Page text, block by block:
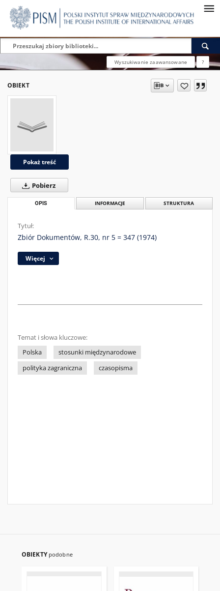
Wyszukiwanie zaawansowane ?
OBIEKT
Pokaż treść
Pobierz
OPIS INFORMACJE STRUKTURA
Tytuł:
Zbiór Dokumentów, R.30, nr 5 = 347 (1974)
Więcej
Temat i słowa kluczowe:
Polska
stosunki międzynarodowe
polityka zagraniczna
czasopisma
OBIEKTY podobne